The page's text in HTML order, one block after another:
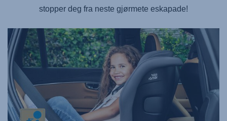
stopper deg fra neste gjørmete eskapade!